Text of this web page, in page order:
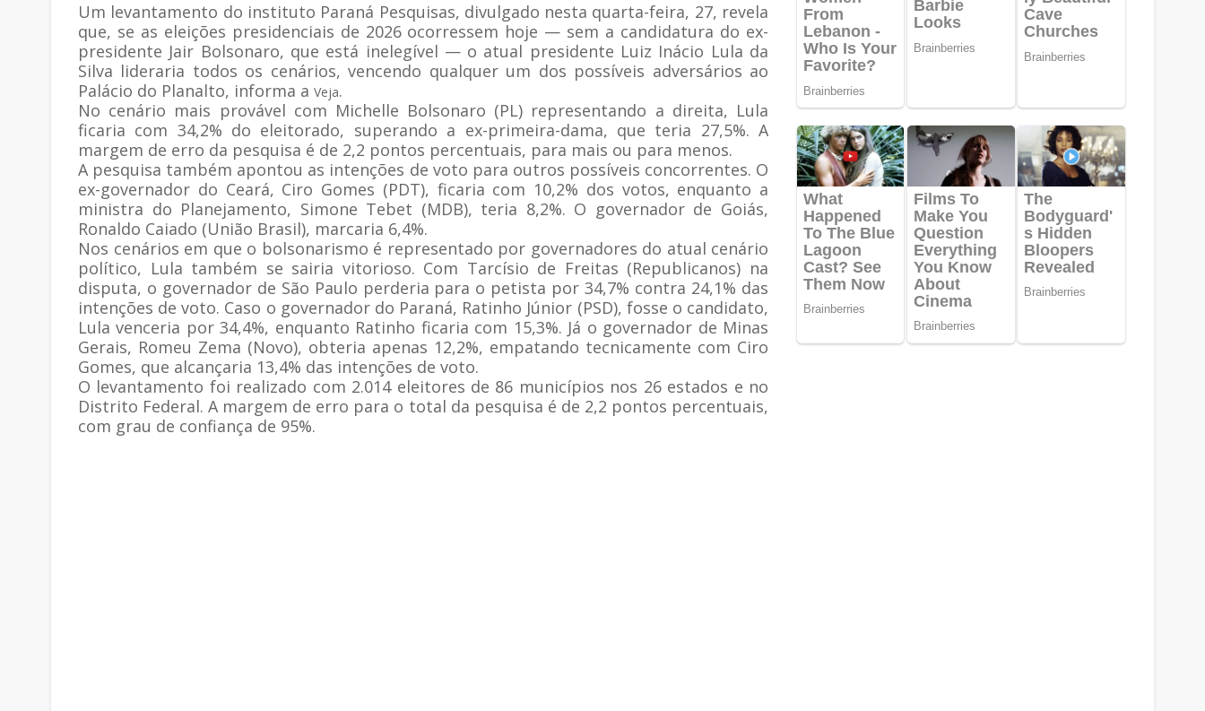
Um levantamento do instituto Paraná Pesquisas, divulgado nesta quarta-feira, 27, revela
que, se as eleições presidenciais de 2026 ocorressem hoje — sem a candidatura do ex-
presidente Jair Bolsonaro, que está inelegível — o atual presidente Luiz Inácio Lula da
Silva lideraria todos os cenários, vencendo qualquer um dos possíveis adversários ao
Palácio do Planalto, informa a Veja.
No cenário mais provável com Michelle Bolsonaro (PL) representando a direita, Lula
ficaria com 34,2% do eleitorado, superando a ex-primeira-dama, que teria 27,5%. A
margem de erro da pesquisa é de 2,2 pontos percentuais, para mais ou para menos.
A pesquisa também apontou as intenções de voto para outros possíveis concorrentes. O
ex-governador do Ceará, Ciro Gomes (PDT), ficaria com 10,2% dos votos, enquanto a
ministra do Planejamento, Simone Tebet (MDB), teria 8,2%. O governador de Goiás,
Ronaldo Caiado (União Brasil), marcaria 6,4%.
Nos cenários em que o bolsonarismo é representado por governadores do atual cenário
político, Lula também se sairia vitorioso. Com Tarcísio de Freitas (Republicanos) na
disputa, o governador de São Paulo perderia para o petista por 34,7% contra 24,1% das
intenções de voto. Caso o governador do Paraná, Ratinho Júnior (PSD), fosse o candidato,
Lula venceria por 34,4%, enquanto Ratinho ficaria com 15,3%. Já o governador de Minas
Gerais, Romeu Zema (Novo), obteria apenas 12,2%, empatando tecnicamente com Ciro
Gomes, que alcançaria 13,4% das intenções de voto.
O levantamento foi realizado com 2.014 eleitores de 86 municípios nos 26 estados e no
Distrito Federal. A margem de erro para o total da pesquisa é de 2,2 pontos percentuais,
com grau de confiança de 95%.